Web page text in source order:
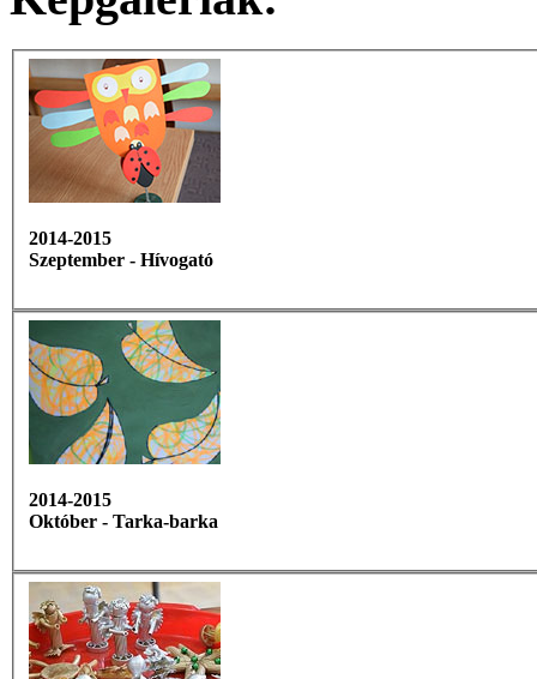
2014-2015
Szeptember - Hívogató
2014-2015
Október - Tarka-barka